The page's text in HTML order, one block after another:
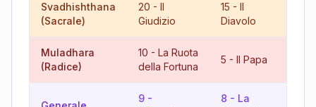
Svadhishthana
(Sacrale)
20 - Il
Giudizio
15 - Il
Diavolo
Muladhara
(Radice)
10 - La Ruota
della Fortuna
5 - Il Papa
9 -
8 - La